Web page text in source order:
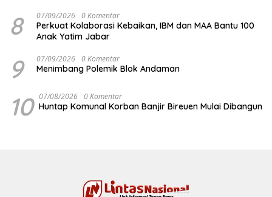
8 07/09/2026 0 Komentar
Perkuat Kolaborasi Kebaikan, IBM dan MAA Bantu 100
Anak Yatim Jabar
9 07/09/2026 0 Komentar
Menimbang Polemik Blok Andaman
10 07/08/2026 0 Komentar
Huntap Komunal Korban Banjir Bireuen Mulai Dibangun